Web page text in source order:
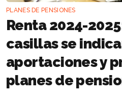
PLANES DE PENSIONES
Renta 2024-
casillas se
aportaciones y
planes de